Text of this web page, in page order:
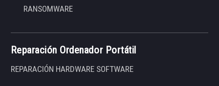
RANSOMWARE
Reparación Ordenador Portátil
REPARACIÓN HARDWARE SOFTWARE